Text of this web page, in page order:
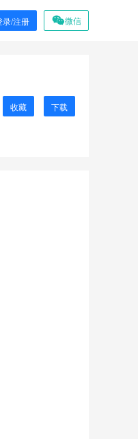
录/注册 微信
收藏 下载